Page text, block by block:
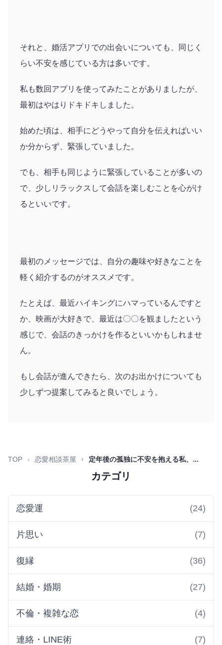
それと、婚活アプリでの出会いについても、同じく
らい不安を感じている方は多いです。
私も数回アプリを使ってみたことがありましたが、
最初はやはりドキドキしました。
始めた頃は、相手にどうやって自分を伝えればいい
か分からず、緊張していました。
でも、相手も同じように緊張していることが多いの
で、少しリラックスして会話を楽しむことを心がけ
るといいです。
最初のメッセージでは、自分の趣味や好きなことを
軽く紹介するのがオススメです。
たとえば、最近ハイキングにハマっているんですと
か、映画が大好きで、最近は〇〇を観ましたという
感じで、会話のきっかけを作るといいかもしれませ
ん。
もし会話が進んできたら、次のお出かけについても
少しずつ提案してみると良いでしょう。
TOP 恋愛相談茶屋 定年後の孤独に不安を抱える私、...
カテゴリ
恋愛運 (24)
片思い (7)
復縁 (36)
結婚・婚期 (27)
不倫・複雑な恋 (4)
連絡・LINE術 (7)